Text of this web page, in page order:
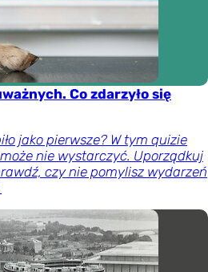
Co zdarzyło się
jako pierwsze? W tym quizie
nie wystarczyć. Uporządkuj
czy nie pomylisz wydarzeń